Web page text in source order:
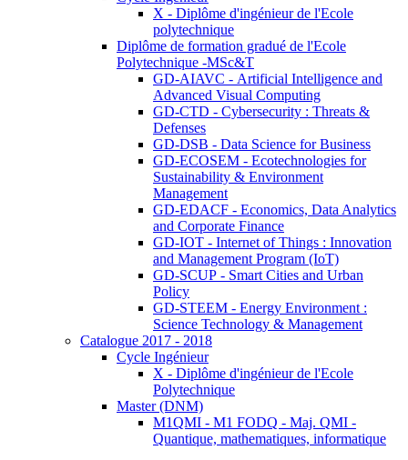
X - Diplôme d'ingénieur de l'Ecole
polytechnique
Diplôme de formation gradué de l'Ecole
Polytechnique -MSc&T
GD-AIAVC - Artificial Intelligence and
Advanced Visual Computing
GD-CTD - Cybersecurity : Threats &
Defenses
GD-DSB - Data Science for Business
GD-ECOSEM - Ecotechnologies for
Sustainability & Environment
Management
GD-EDACF - Economics, Data Analytics
and Corporate Finance
GD-IOT - Internet of Things : Innovation
and Management Program (IoT)
GD-SCUP - Smart Cities and Urban
Policy
GD-STEEM - Energy Environment :
Science Technology & Management
Catalogue 2017 - 2018
Cycle Ingénieur
X - Diplôme d'ingénieur de l'Ecole
Polytechnique
Master (DNM)
M1QMI - M1 FODQ - Maj. QMI -
Quantique, mathematiques, informatique